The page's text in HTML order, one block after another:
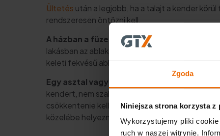
Zgoda
Niniejsza strona korzysta z
Wykorzystujemy pliki
ruch w naszej witrynie.
Ültetés után a legjobb, ha a talajt a kender
rendszeresen öntözni kell.
A házban a füzeseket a termesztés
lakásban az ablakpárkányra szabad tenni őket,
keleti fekvésű ablakpárkányra is helyezhető.
Egy asztal vagy egy komód díszítése is jó
kendert, nem szabad elfelejteni, hogy a
csökkentenie kell a radiátorok fűtését az adott
közelébe helyezni.